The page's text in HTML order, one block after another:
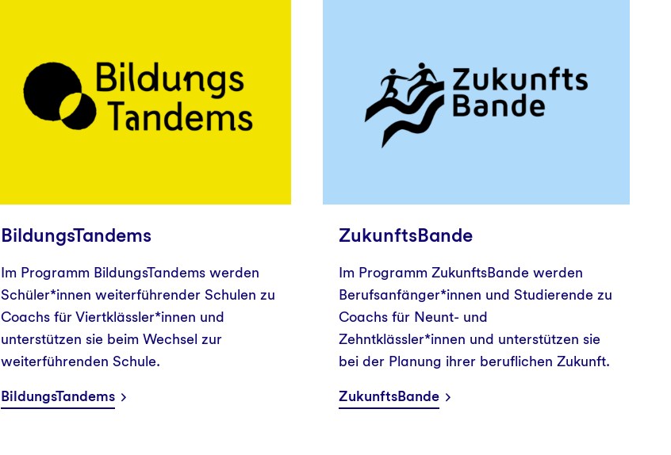
BildungsTandems
Im Programm BildungsTandems werden
Schüler*innen weiterführender Schulen zu
Coachs für Viertklässler*innen und
unterstützen sie beim Wechsel zur
weiterführenden Schule.
BildungsTandems
ZukunftsBande
Im Programm ZukunftsBande werden
Berufsanfänger*innen und Studierende zu
Coachs für Neunt- und
Zehntklässler*innen und unterstützen sie
bei der Planung ihrer beruflichen Zukunft.
ZukunftsBande